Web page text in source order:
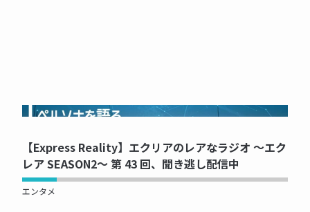
NOW PRINTING...
【Express Reality】エクリアのレアなラジオ ～エク
レア SEASON2～ 第 43 回、聞き逃し配信中
エンタメ